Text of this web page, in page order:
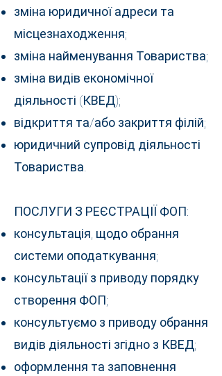
зміна юридичної адреси та
місцезнаходження;
зміна найменування Товариства;
зміна видів економічної
діяльності (КВЕД);
відкриття та/або закриття філій;
юридичний супровід діяльності
Товариства.
ПОСЛУГИ З РЕЄСТРАЦІЇ ФОП:
консультація, щодо обрання
системи оподаткування;
консультації з приводу порядку
створення ФОП;
консультуємо з приводу обрання
видів діяльності згідно з КВЕД;
оформлення та заповнення